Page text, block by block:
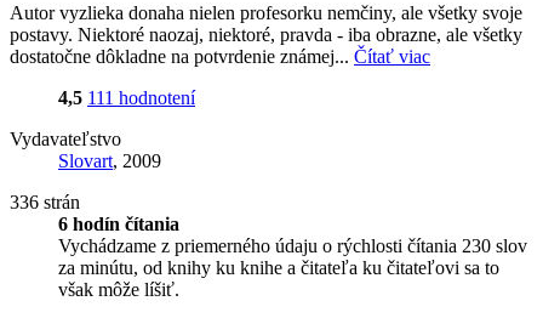
Autor vyzlieka donaha nielen profesorku nemčiny, ale všetky svoje
postavy. Niektoré naozaj, niektoré, pravda - iba obrazne, ale všetky
dostatočne dôkladne na potvrdenie známej... Čítať viac
4,5 111 hodnotení
Vydavateľstvo
Slovart, 2009
336 strán
6 hodín čítania
Vychádzame z priemerného údaju o rýchlosti čítania 230 slov
za minútu, od knihy ku knihe a čitateľa ku čitateľovi sa to
však môže líšiť.